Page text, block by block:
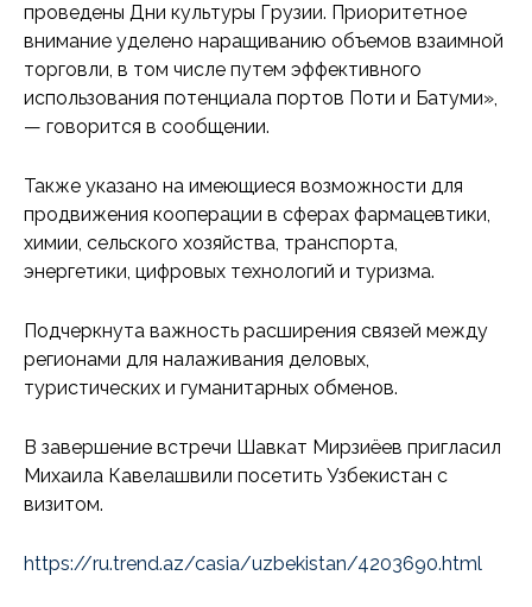
проведены Дни культуры Грузии. Приоритетное
внимание уделено наращиванию объемов взаимной
торговли, в том числе путем эффективного
использования потенциала портов Поти и Батуми»,
— говорится в сообщении.
Также указано на имеющиеся возможности для
продвижения кооперации в сферах фармацевтики,
химии, сельского хозяйства, транспорта,
энергетики, цифровых технологий и туризма.
Подчеркнута важность расширения связей между
регионами для налаживания деловых,
туристических и гуманитарных обменов.
В завершение встречи Шавкат Мирзиёев пригласил
Михаила Кавелашвили посетить Узбекистан с
визитом.
https://ru.trend.az/casia/uzbekistan/4203690.html